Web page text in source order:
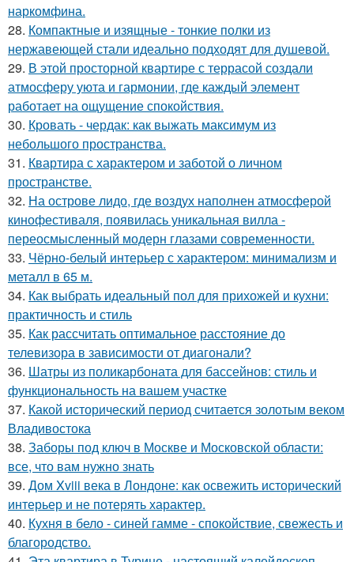
наркомфина.
28. Компактные и изящные - тонкие полки из
нержавеющей стали идеально подходят для душевой.
29. В этой просторной квартире с террасой создали
атмосферу уюта и гармонии, где каждый элемент
работает на ощущение спокойствия.
30. Кровать - чердак: как выжать максимум из
небольшого пространства.
31. Квартира с характером и заботой о личном
пространстве.
32. На острове лидо, где воздух наполнен атмосферой
кинофестиваля, появилась уникальная вилла -
переосмысленный модерн глазами современности.
33. Чёрно-белый интерьер с характером: минимализм и
металл в 65 м.
34. Как выбрать идеальный пол для прихожей и кухни:
практичность и стиль
35. Как рассчитать оптимальное расстояние до
телевизора в зависимости от диагонали?
36. Шатры из поликарбоната для бассейнов: стиль и
функциональность на вашем участке
37. Какой исторический период считается золотым веком
Владивостока
38. Заборы под ключ в Москве и Московской области:
все, что вам нужно знать
39. Дом Xviii века в Лондоне: как освежить исторический
интерьер и не потерять характер.
40. Кухня в бело - синей гамме - спокойствие, свежесть и
благородство.